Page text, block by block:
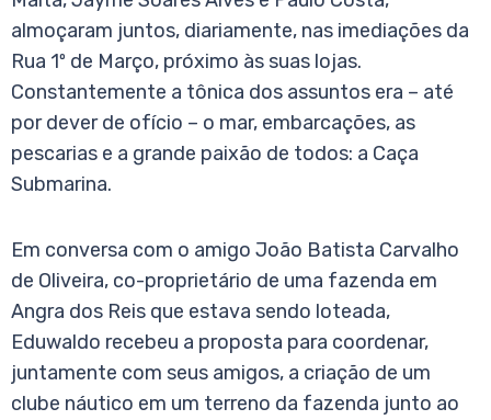
almoçaram juntos, diariamente, nas imediações da
Rua 1º de Março, próximo às suas lojas.
Constantemente a tônica dos assuntos era – até
por dever de ofício – o mar, embarcações, as
pescarias e a grande paixão de todos: a Caça
Submarina.
Em conversa com o amigo João Batista Carvalho
de Oliveira, co-proprietário de uma fazenda em
Angra dos Reis que estava sendo loteada,
Eduwaldo recebeu a proposta para coordenar,
juntamente com seus amigos, a criação de um
clube náutico em um terreno da fazenda junto ao